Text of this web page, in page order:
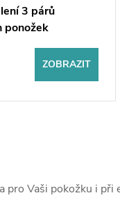
3 párů
ponožek
ZOBRAZIT
Vaši pokožku i při